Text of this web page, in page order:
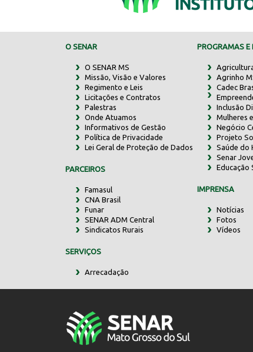
O SENAR
O SENAR MS
Missão, Visão e Valores
Regimento e Leis
Licitações e Contratos
Palestras
Onde Atuamos
Informativos de Gestão
Política de Privacidade
Lei Geral de Proteção de Dados
PARCEIROS
Famasul
CNA Brasil
Funar
SENAR ADM Central
Sindicatos Rurais
SERVIÇOS
Arrecadação
PROGRAMAS E
Agrinho
Cadec
Inclusão
Mulheres
Negócio
Projeto
Saúde do
Senar
Educação
IMPRENSA
Notícias
Fotos
Vídeos